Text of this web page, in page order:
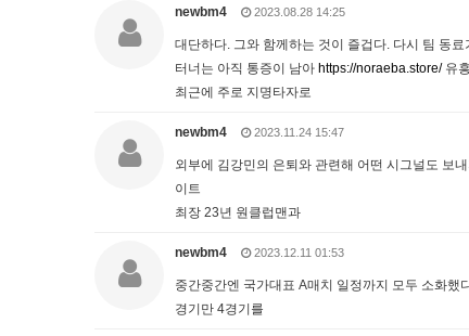
newbm4 2023.08.28 14:25
대단하다. 그와 함께하는 것이 즐겁다. 다시 팀 동
터너는 아직 통증이 남아 https://noraeba.store/유
최근에 주로 지명타자로
newbm4 2023.11.24 15:47
외부에 김강민의 은퇴와 관련해 어떤 시그널도 보
이트
최장 23년 원클럽맨과
newbm4 2023.12.11 01:53
중간중간엔 국가대표 A매치 일정까지 모두 소화했
경기만 4경기를